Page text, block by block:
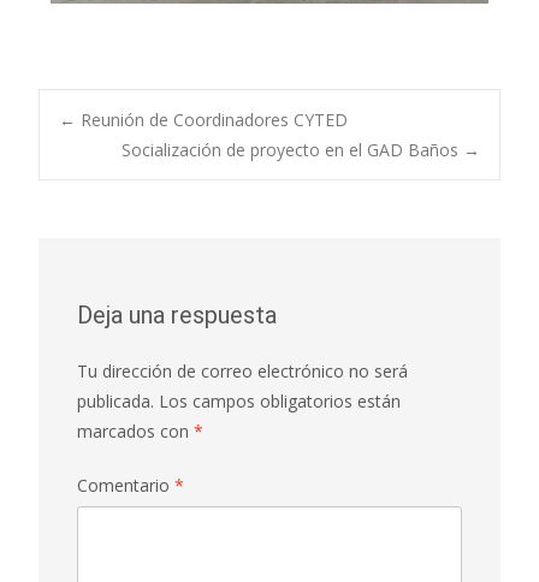
← Reunión de Coordinadores CYTED
Socialización de proyecto en el GAD Baños →
Deja una respuesta
Tu dirección de correo electrónico no será
publicada. Los campos obligatorios están
marcados con *
Comentario *